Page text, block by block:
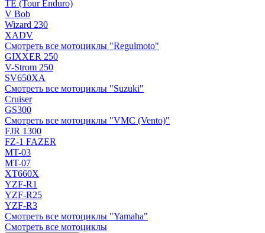
TE (Tour Enduro)
V Bob
Wizard 230
XADV
Смотреть все мотоциклы "Regulmoto"
GIXXER 250
V-Strom 250
SV650XA
Смотреть все мотоциклы "Suzuki"
Cruiser
GS300
Смотреть все мотоциклы "VMC (Vento)"
FJR 1300
FZ-1 FAZER
MT-03
MT-07
XT660X
YZF-R1
YZF-R25
YZF-R3
Смотреть все мотоциклы "Yamaha"
Смотреть все мотоциклы